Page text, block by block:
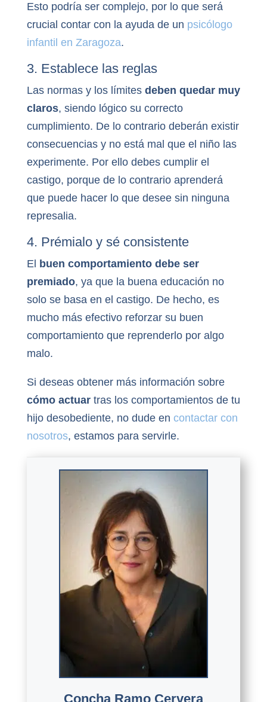
Esto podría ser complejo, por lo que será
crucial contar con la ayuda de un psicólogo
infantil en Zaragoza.
3. Establece las reglas
Las normas y los límites deben quedar muy
claros, siendo lógico su correcto
cumplimiento. De lo contrario deberán existir
consecuencias y no está mal que el niño las
experimente. Por ello debes cumplir el
castigo, porque de lo contrario aprenderá
que puede hacer lo que desee sin ninguna
represalia.
4. Prémialo y sé consistente
El buen comportamiento debe ser
premiado, ya que la buena educación no
solo se basa en el castigo. De hecho, es
mucho más efectivo reforzar su buen
comportamiento que reprenderlo por algo
malo.
Si deseas obtener más información sobre
cómo actuar tras los comportamientos de tu
hijo desobediente, no dude en contactar con
nosotros, estamos para servirle.
Concha Ramo Cervera